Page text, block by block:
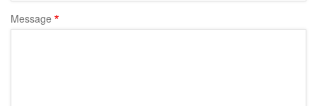
Message